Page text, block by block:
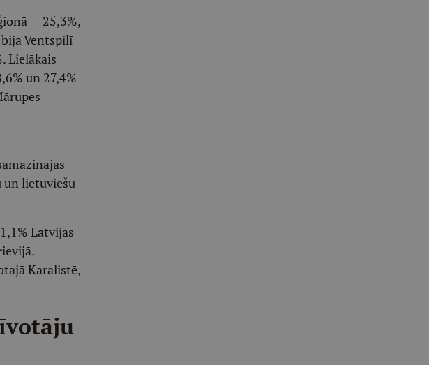
— 25,3%,
Ventspilī
Lielākais
un 27,4%
—
un lietuviešu
Latvijas
Karalistē,